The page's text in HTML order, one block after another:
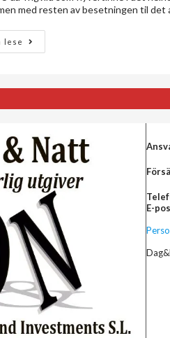
med resten av besetningen til det
lese
E-